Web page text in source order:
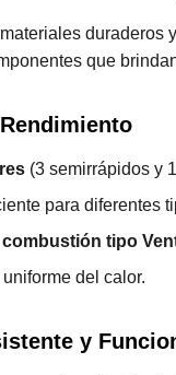
duraderos
que
(3 semirrápidos y
para diferentes
combustión tipo
del calor.
y